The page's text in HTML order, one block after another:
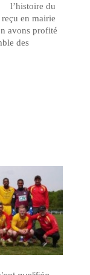
l’histoire du
en mairie
avons profité
des